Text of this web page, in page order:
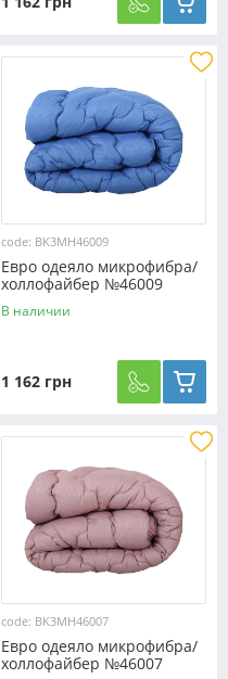
code: BK3MH46009
Евро одеяло микрофибра/
холлофайбер №46009
В наличии
1 162 грн
code: BK3MH46007
Евро одеяло микрофибра/
холлофайбер №46007